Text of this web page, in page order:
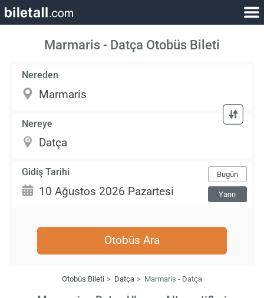
Marmaris - Datça Otobüs Bileti
Nereden
Nereye
Gidiş Tarihi Bugün
Yarın
Otobüs Ara
Otobüs Bileti Datça Marmaris - Datça